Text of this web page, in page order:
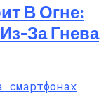
В Огне:
За Гнева